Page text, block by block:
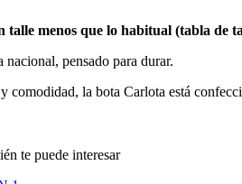
menos que lo habitual (tabla de
pensado para durar.
comodidad, la bota Carlota está